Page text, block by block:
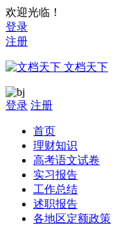
欢迎光临！
登录
注册
文档天下
登录 注册
首页
理财知识
高考语文试卷
实习报告
工作总结
述职报告
各地区定额政策